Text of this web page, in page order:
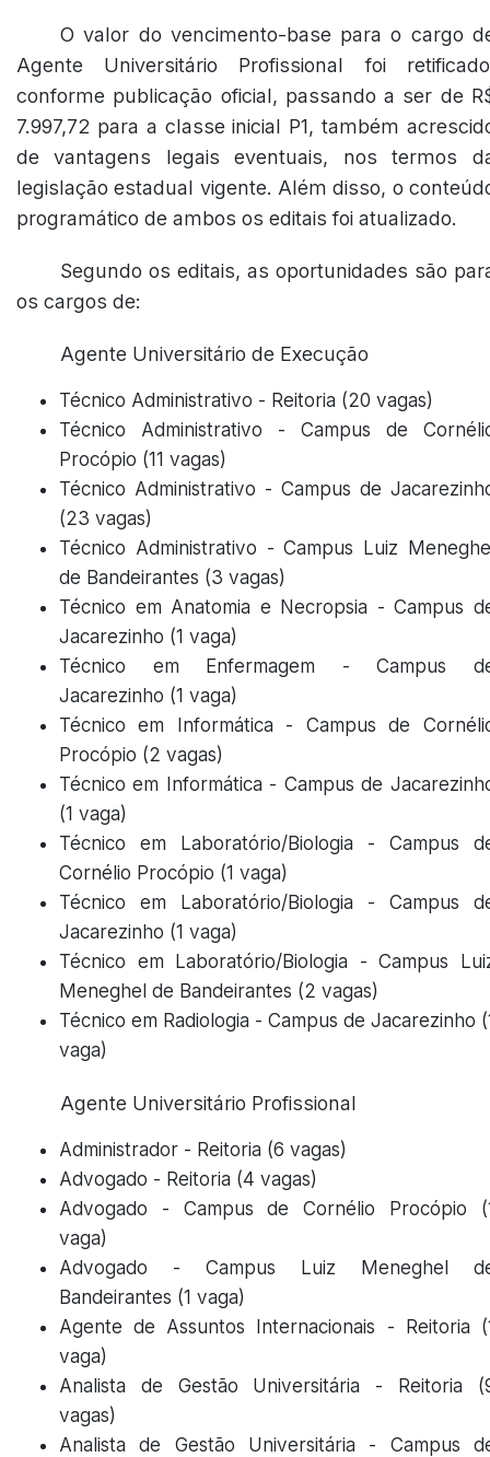
O valor do vencimento-base para o cargo
Agente Universitário Profissional foi
conforme publicação oficial, passando a ser de
7.997,72 para a classe inicial P1, também
de vantagens legais eventuais, nos termos
legislação estadual vigente. Além disso, o
programático de ambos os editais foi atualizado.
Segundo os editais, as oportunidades são
os cargos de:
Agente Universitário de Execução
Técnico Administrativo - Reitoria (20 vagas)
Técnico Administrativo - Campus de
Procópio (11 vagas)
Técnico Administrativo - Campus de
(23 vagas)
Técnico Administrativo - Campus Luiz
de Bandeirantes (3 vagas)
Técnico em Anatomia e Necropsia - Campus
Jacarezinho (1 vaga)
Técnico em Enfermagem - Campus
Jacarezinho (1 vaga)
Técnico em Informática - Campus de
Procópio (2 vagas)
Técnico em Informática - Campus de
(1 vaga)
Técnico em Laboratório/Biologia - Campus
Cornélio Procópio (1 vaga)
Técnico em Laboratório/Biologia - Campus
Jacarezinho (1 vaga)
Técnico em Laboratório/Biologia - Campus
Meneghel de Bandeirantes (2 vagas)
Técnico em Radiologia - Campus de Jacarezinho
vaga)
Agente Universitário Profissional
Administrador - Reitoria (6 vagas)
Advogado - Reitoria (4 vagas)
Advogado - Campus de Cornélio Procópio
vaga)
Advogado - Campus Luiz Meneghel
Bandeirantes (1 vaga)
Agente de Assuntos Internacionais - Reitoria
vaga)
Analista de Gestão Universitária - Reitoria
vagas)
Analista de Gestão Universitária - Campus